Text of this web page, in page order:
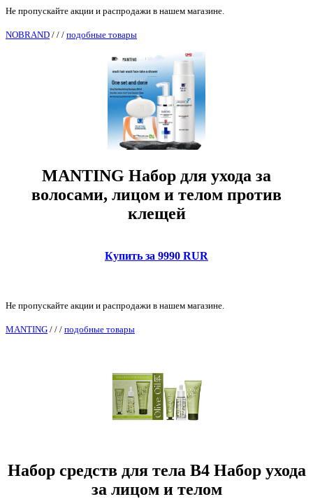
Не пропускайте акции и распродажи в нашем магазине.
NOBRAND / / / подобные товары
MANTING Набор для ухода за
волосами, лицом и телом против
клещей
Купить за 9990 RUR
Не пропускайте акции и распродажи в нашем магазине.
MANTING / / / подобные товары
Набор средств для тела B4 Набор ухода
за лицом и телом